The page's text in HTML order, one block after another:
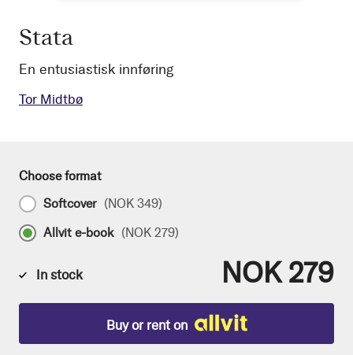
Stata
En entusiastisk innføring
Tor Midtbø
Choose format
Softcover (NOK 349)
Allvit e-book (NOK 279)
In stock NOK 279
Buy or rent on